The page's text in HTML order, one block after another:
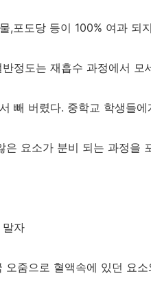
,포도당 등이 100% 여과 되
정도는 재흡수 과정에서
빼 버렸다. 중학교 학생들
은 요소가 분비 되는 과정을
말자
오줌으로 혈액속에 있던 요